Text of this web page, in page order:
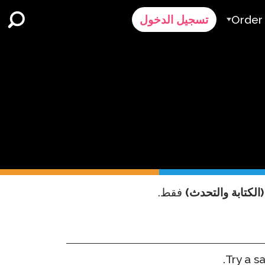
Order تسجيل الدخول
(الكتابة والتحدث) فقط.